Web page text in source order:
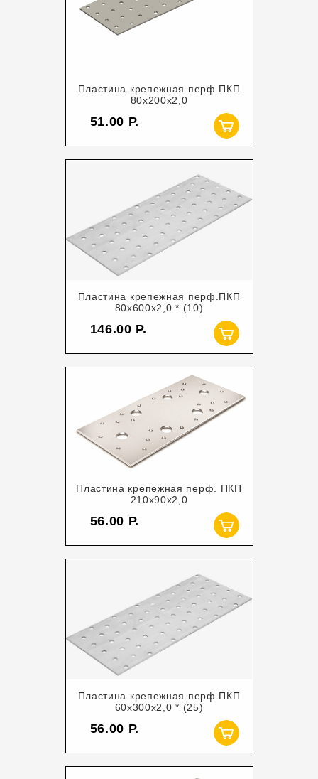
Пластина крепежная перф.ПКП
80х200х2,0
51.00
Пластина крепежная перф.ПКП
80х600х2,0 * (10)
146.00
Пластина крепежная перф. ПКП
210х90х2,0
56.00
Пластина крепежная перф.ПКП
60х300х2,0 * (25)
56.00